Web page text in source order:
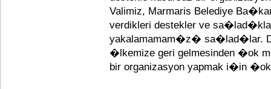
Valimiz, Marmaris Belediye
verdikleri destekler ve
yakalamamam�z� sa�lad�lar.
�lkemize geri gelmesinden �ok
bir organizasyon yapmak i�in